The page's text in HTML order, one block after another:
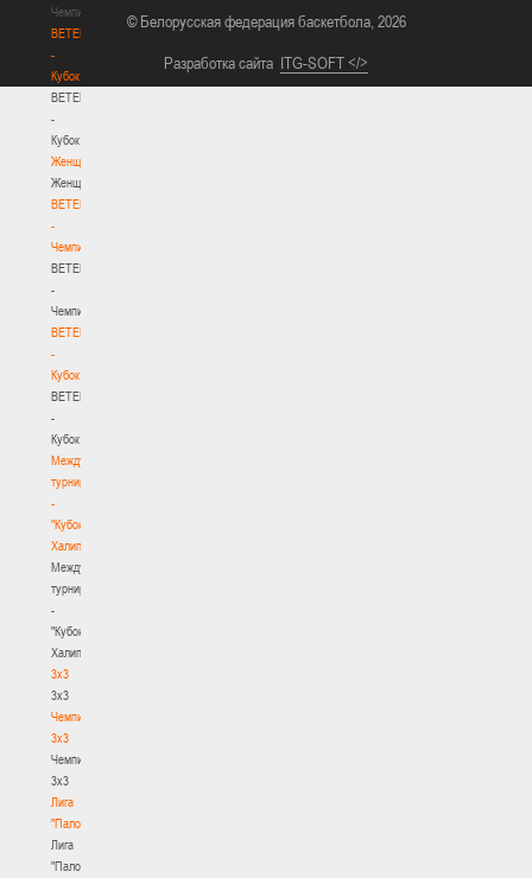
Чемпионат
BETERA
-
Кубок
BETERA
-
Кубок
Женщины
Женщины
BETERA
-
Чемпионат
BETERA
-
Чемпионат
BETERA
-
Кубок
BETERA
-
Кубок
Международный
турнир
-
"Кубок
Халипского"
Международный
турнир
-
"Кубок
Халипского"
3x3
3x3
Чемпионат
3х3
Чемпионат
3х3
Лига
"Палова"
Лига
"Палова"
© Белорусская федерация баскетбола, 2026
Разработка сайта ITG-SOFT </>